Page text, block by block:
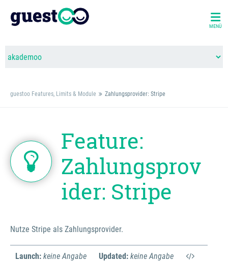
MENÜ
guestoo Features, Limits & Module Zahlungsprovider: Stripe
Feature:
Zahlungsprov
ider: Stripe
Nutze Stripe als Zahlungsprovider.
Launch: keine Angabe Updated: keine Angabe